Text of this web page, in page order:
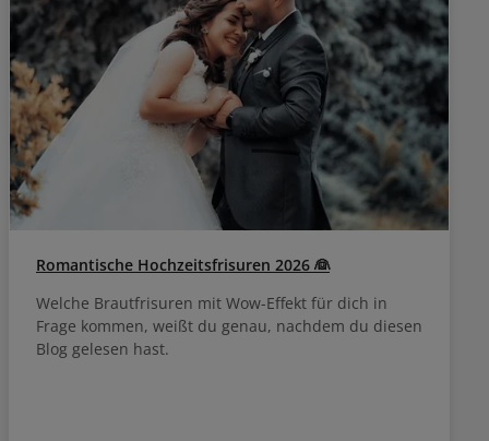
Romantische Hochzeitsfrisuren 2026 👰
Welche Brautfrisuren mit Wow-Effekt für dich in
Frage kommen, weißt du genau, nachdem du diesen
Blog gelesen hast.